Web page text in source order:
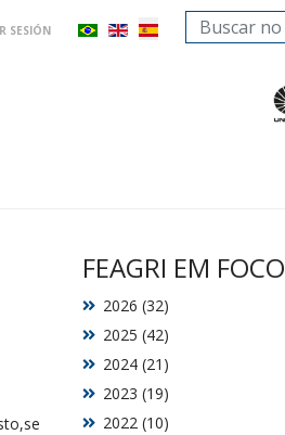
SESIÓN Buscar...
FEAGRI EM FOCO
2022 (10)
2023 (19)
2024 (21)
2025 (42)
2026 (32)